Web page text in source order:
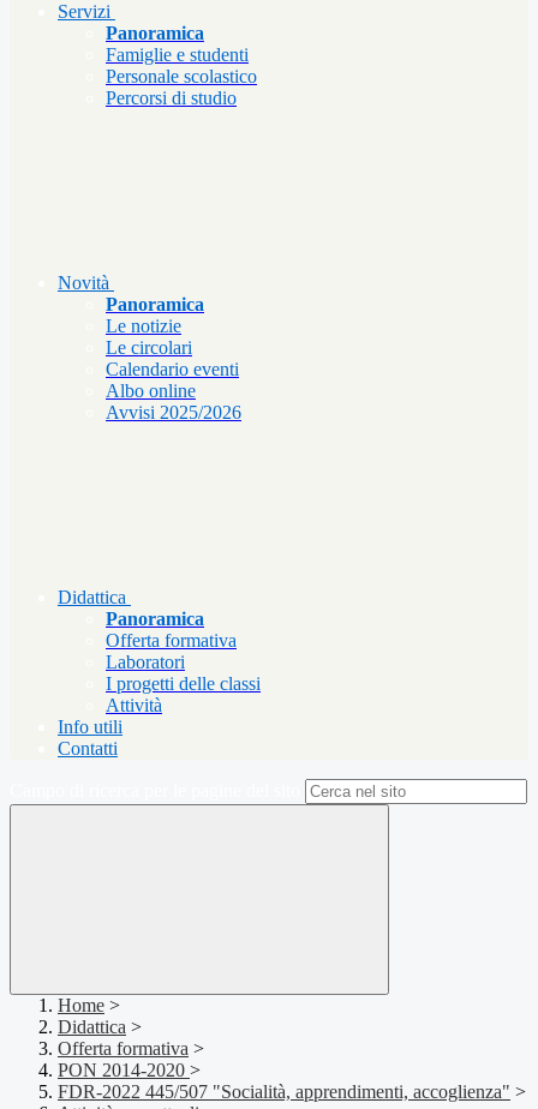
Servizi
Panoramica
Famiglie e studenti
Personale scolastico
Percorsi di studio
Novità
Panoramica
Le notizie
Le circolari
Calendario eventi
Albo online
Avvisi 2025/2026
Didattica
Panoramica
Offerta formativa
Laboratori
I progetti delle classi
Attività
Info utili
Contatti
Home >
Didattica >
Offerta formativa >
PON 2014-2020 >
FDR-2022 445/507 "Socialità, apprendimenti, accoglienza" >